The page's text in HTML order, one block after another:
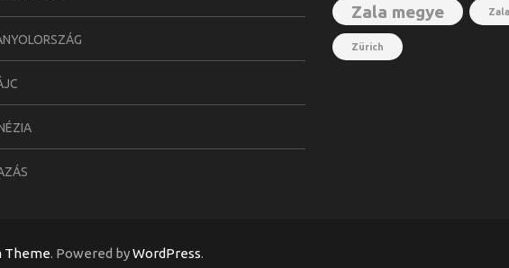
Zala megye
Zürich
Theme. Powered byWordPress.